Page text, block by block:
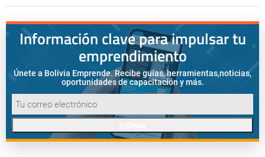
Información clave para impulsar tu
emprendimiento
Únete a Bolivia Emprende. Recibe guías, herramientas,noticias,
oportunidades de capacitación y más.